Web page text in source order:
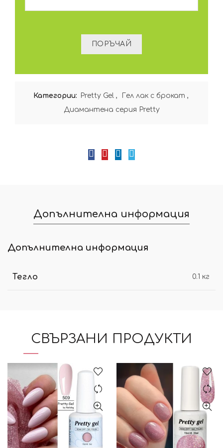
Категории: Pretty Gel , Гел лак с брокат ,
Диамантена серия Pretty
Допълнителна информация
Допълнителна информация
Тегло 0.1 кг
СВЪРЗАНИ ПРОДУКТИ